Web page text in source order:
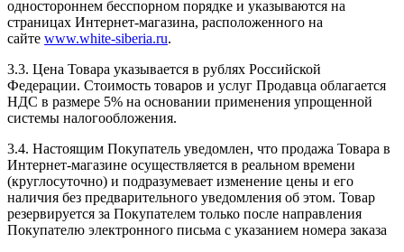
одностороннем бесспорном порядке и указываются на
страницах Интернет-магазина, расположенного на
сайте www.white-siberia.ru.
3.3. Цена Товара указывается в рублях Российской
Федерации. Стоимость товаров и услуг Продавца облагается
НДС в размере 5% на основании применения упрощенной
системы налогообложения.
3.4. Настоящим Покупатель уведомлен, что продажа Товара в
Интернет-магазине осуществляется в реальном времени
(круглосуточно) и подразумевает изменение цены и его
наличия без предварительного уведомления об этом. Товар
резервируется за Покупателем только после направления
Покупателю электронного письма с указанием номера заказа